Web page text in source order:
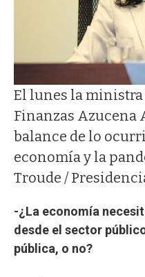
El lunes la ministra
Finanzas Azucena
balance de lo
economía y la
Troude /
-¿La economía
desde el sector
pública, o no?